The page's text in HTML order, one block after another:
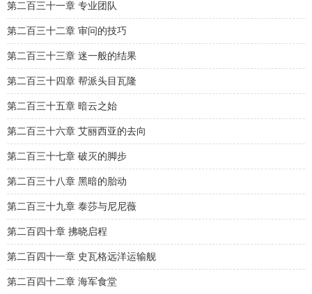
第二百三十一章 专业团队
第二百三十二章 审问的技巧
第二百三十三章 迷一般的结果
第二百三十四章 帮派头目瓦隆
第二百三十五章 暗云之始
第二百三十六章 艾丽西亚的去向
第二百三十七章 破灭的脚步
第二百三十八章 黑暗的胎动
第二百三十九章 泰莎与尼尼薇
第二百四十章 拂晓启程
第二百四十一章 史瓦格远洋运输舰
第二百四十二章 海军食堂